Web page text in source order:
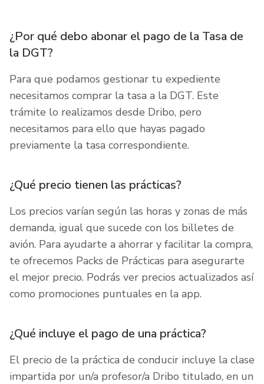
¿Por qué debo abonar el pago de la Tasa de
la DGT?
Para que podamos gestionar tu expediente
necesitamos comprar la tasa a la DGT. Este
trámite lo realizamos desde Dribo, pero
necesitamos para ello que hayas pagado
previamente la tasa correspondiente.
¿Qué precio tienen las prácticas?
Los precios varían según las horas y zonas de más
demanda, igual que sucede con los billetes de
avión. Para ayudarte a ahorrar y facilitar la compra,
te ofrecemos Packs de Prácticas para asegurarte
el mejor precio. Podrás ver precios actualizados así
como promociones puntuales en la app.
¿Qué incluye el pago de una práctica?
El precio de la práctica de conducir incluye la clase
impartida por un/a profesor/a Dribo titulado, en un